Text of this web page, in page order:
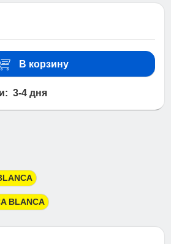
В корзину
3-4 дня
BLANCA